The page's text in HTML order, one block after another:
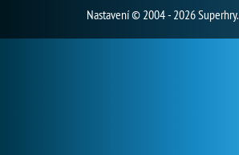
Nastavení© 2004 - 2026